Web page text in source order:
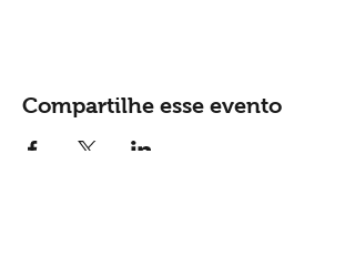
Compartilhe esse evento